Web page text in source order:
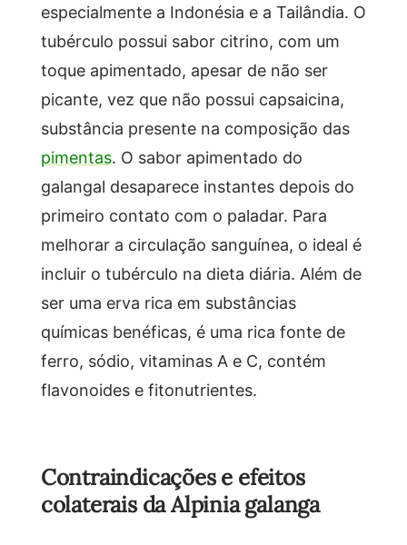
especialmente a Indonésia e a Tailândia. O
tubérculo possui sabor citrino, com um
toque apimentado, apesar de não ser
picante, vez que não possui capsaicina,
substância presente na composição das
pimentas. O sabor apimentado do
galangal desaparece instantes depois do
primeiro contato com o paladar. Para
melhorar a circulação sanguínea, o ideal é
incluir o tubérculo na dieta diária. Além de
ser uma erva rica em substâncias
químicas benéficas, é uma rica fonte de
ferro, sódio, vitaminas A e C, contém
flavonoides e fitonutrientes.
Contraindicações e efeitos
colaterais da Alpinia galanga